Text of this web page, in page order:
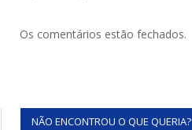
Os comentários estão fechados.
NÃO ENCONTROU O QUE QUERIA?